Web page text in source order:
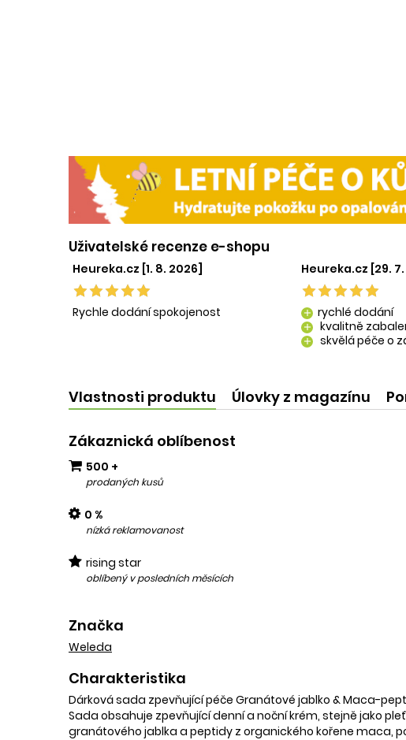
Uživatelské recenze e-shopu
Heureka.cz [1. 8. 2026]
Rychle dodání spokojenost
Heureka.cz [29.
add rychlé dodání
add kvalitně
add skvělá péče o
Vlastnosti produktu Úlovky z magazínu
Zákaznická oblíbenost
500 +
prodaných kusů
0 %
nízká reklamovanost
rising star
oblíbený v posledních měsících
Značka
Weleda
Charakteristika
Dárková sada zpevňující péče Granátové jablko & Maca-
Sada obsahuje zpevňující denní a noční krém, stejně jako
granátového jablka a peptidy z organického kořene maca,